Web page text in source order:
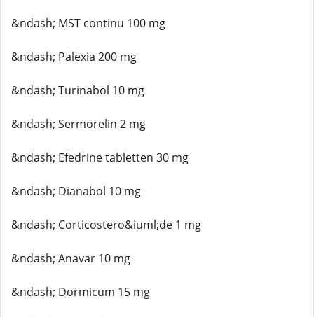
&ndash; MST continu 100 mg
&ndash; Palexia 200 mg
&ndash; Turinabol 10 mg
&ndash; Sermorelin 2 mg
&ndash; Efedrine tabletten 30 mg
&ndash; Dianabol 10 mg
&ndash; Corticostero&iuml;de 1 mg
&ndash; Anavar 10 mg
&ndash; Dormicum 15 mg